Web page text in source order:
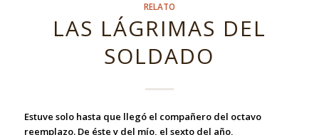
RELATO
LAS LÁGRIMAS DEL
SOLDADO
Estuve solo hasta que llegó el compañero del octavo
reemplazo. De éste y del mío, el sexto del año,